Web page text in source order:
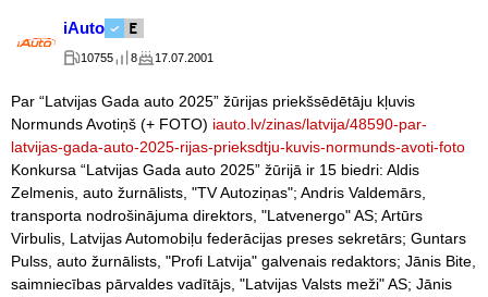
iAuto
10755 8 17.07.2001
Par “Latvijas Gada auto 2025” žūrijas priekšsēdētāju kļuvis
Normunds Avotiņš (+ FOTO) iauto.lv/zinas/latvija/48590-par-
latvijas-gada-auto-2025-rijas-prieksdtju-kuvis-normunds-avoti-foto
Konkursa “Latvijas Gada auto 2025” žūrijā ir 15 biedri: Aldis
Zelmenis, auto žurnālists, "TV Autoziņas"; Andris Valdemārs,
transporta nodrošinājuma direktors, "Latvenergo" AS; Artūrs
Virbulis, Latvijas Automobiļu federācijas preses sekretārs; Guntars
Pulss, auto žurnālists, "Profi Latvija" galvenais redaktors; Jānis Bite,
saimniecības pārvaldes vadītājs, "Latvijas Valsts meži" AS; Jānis